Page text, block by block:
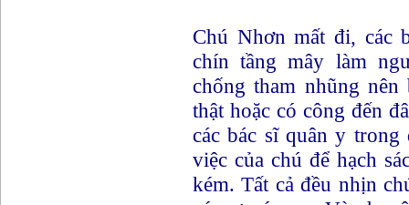
Chú Nhơn mất đi, các
chín tầng mây làm
chống tham nhũng
thật hoặc có công đến
các bác sĩ quân y
việc của chú để hạch
kém. Tất cả đều nhịn